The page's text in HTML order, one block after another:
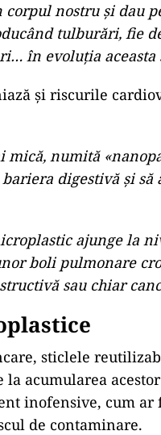
nostru și dau
tulburări, fie
în evoluția aceasta
și riscurile
mică, numită
digestivă și
ajunge la
boli pulmonare
sau chiar
sticlele
acumularea
inofensive, cum
de contaminare.